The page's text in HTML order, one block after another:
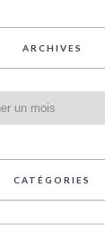
ARCHIVES
CATÉGORIES